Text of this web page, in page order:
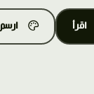
اقرأ ارسم